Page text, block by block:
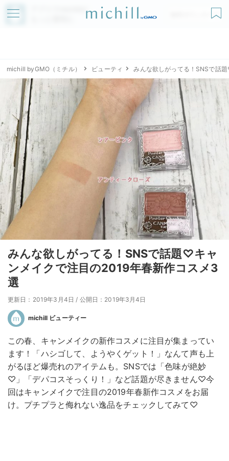
アプリでmichillが
無料ダウンロード
michill byGMO（ミチル） ビューティ みんな欲しがってる！SNSで話
みんな欲しがってる！SNSで話題♡キャ
ンメイクで注目の2019年春新作コスメ3
選
更新日：2019年3月4日 / 公開日：2019年3月4日
michill ビューティー
この春、キャンメイクの新作コスメに注目が集まってい
ます！「ハシゴして、ようやくゲット！」なんて声も上
がるほど爆売れのアイテムも。SNSでは「色味が絶妙
♡」「デパコスそっくり！」など話題が尽きません♡今
回はキャンメイクで注目の2019年春新作コスメをお届
け。プチプラと侮れない逸品をチェックしてみて♡